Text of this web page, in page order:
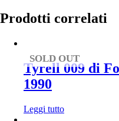
Prodotti correlati
SOLD OUT
Tyrell 009 di
1990
Leggi tutto